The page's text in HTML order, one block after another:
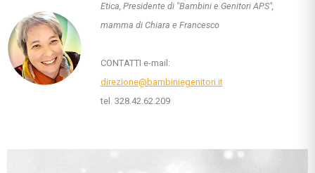
Etica, Presidente di "Bambini e Genitori APS",
mamma di Chiara e Francesco
CONTATTI e-mail:
direzione@bambiniegenitori.it
tel. 328.42.62.209